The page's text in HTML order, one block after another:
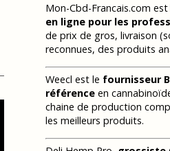
Mon-Cbd-Francais.com est
en ligne pour les
de prix de gros, livraison
reconnues, des produits
Weecl est le fournisseur
référence en
chaine de production
les meilleurs produits.